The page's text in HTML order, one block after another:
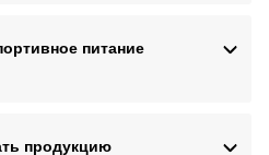
питание
продукцию